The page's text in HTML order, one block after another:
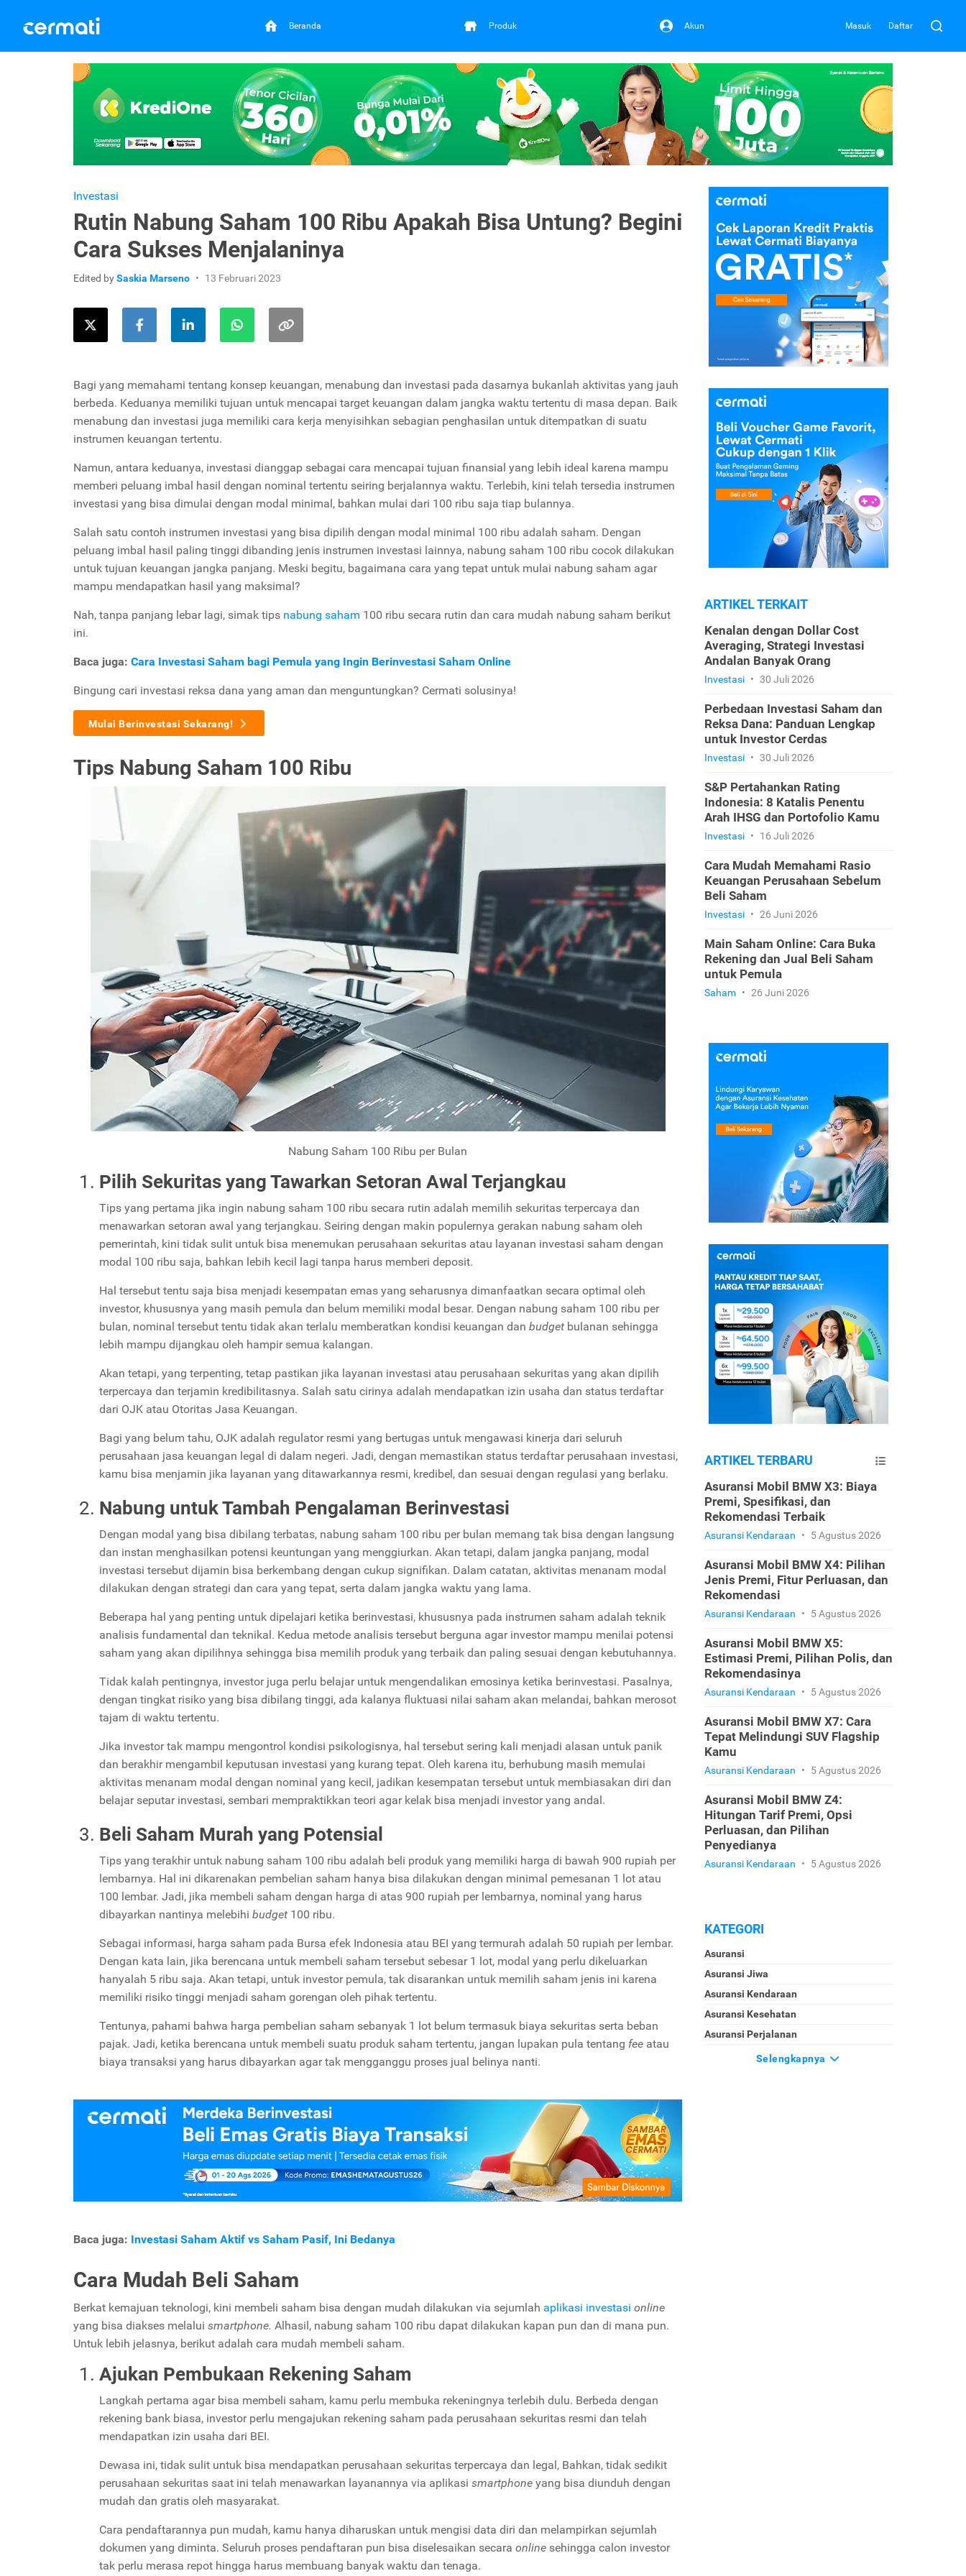
Beranda Produk Akun Masuk Daftar
Investasi
Rutin Nabung Saham 100 Ribu Apakah Bisa Untung? Begini
Cara Sukses Menjalaninya
Edited bySaskia Marseno 13 Februari 2023
Bagi yang memahami tentang konsep keuangan, menabung dan investasi pada dasarnya bukanlah aktivitas yang jauh
berbeda. Keduanya memiliki tujuan untuk mencapai target keuangan dalam jangka waktu tertentu di masa depan. Baik
menabung dan investasi juga memiliki cara kerja menyisihkan sebagian penghasilan untuk ditempatkan di suatu
instrumen keuangan tertentu.
Namun, antara keduanya, investasi dianggap sebagai cara mencapai tujuan finansial yang lebih ideal karena mampu
memberi peluang imbal hasil dengan nominal tertentu seiring berjalannya waktu. Terlebih, kini telah tersedia instrumen
investasi yang bisa dimulai dengan modal minimal, bahkan mulai dari 100 ribu saja tiap bulannya.
Salah satu contoh instrumen investasi yang bisa dipilih dengan modal minimal 100 ribu adalah saham. Dengan
peluang imbal hasil paling tinggi dibanding jenis instrumen investasi lainnya, nabung saham 100 ribu cocok dilakukan
untuk tujuan keuangan jangka panjang. Meski begitu, bagaimana cara yang tepat untuk mulai nabung saham agar
mampu mendapatkan hasil yang maksimal?
Nah, tanpa panjang lebar lagi, simak tips nabung saham 100 ribu secara rutin dan cara mudah nabung saham berikut
ini.
Baca juga: Cara Investasi Saham bagi Pemula yang Ingin Berinvestasi Saham Online
Bingung cari investasi reksa dana yang aman dan menguntungkan? Cermati solusinya!
Mulai Berinvestasi Sekarang!
Tips Nabung Saham 100 Ribu
Nabung Saham 100 Ribu per Bulan
Pilih Sekuritas yang Tawarkan Setoran Awal Terjangkau
Tips yang pertama jika ingin nabung saham 100 ribu secara rutin adalah memilih sekuritas terpercaya dan
menawarkan setoran awal yang terjangkau. Seiring dengan makin populernya gerakan nabung saham oleh
pemerintah, kini tidak sulit untuk bisa menemukan perusahaan sekuritas atau layanan investasi saham dengan
modal 100 ribu saja, bahkan lebih kecil lagi tanpa harus memberi deposit.
Hal tersebut tentu saja bisa menjadi kesempatan emas yang seharusnya dimanfaatkan secara optimal oleh
investor, khususnya yang masih pemula dan belum memiliki modal besar. Dengan nabung saham 100 ribu per
bulan, nominal tersebut tentu tidak akan terlalu memberatkan kondisi keuangan dan budget bulanan sehingga
lebih mampu dijangkau oleh hampir semua kalangan.
Akan tetapi, yang terpenting, tetap pastikan jika layanan investasi atau perusahaan sekuritas yang akan dipilih
terpercaya dan terjamin kredibilitasnya. Salah satu cirinya adalah mendapatkan izin usaha dan status terdaftar
dari OJK atau Otoritas Jasa Keuangan.
Bagi yang belum tahu, OJK adalah regulator resmi yang bertugas untuk mengawasi kinerja dari seluruh
perusahaan jasa keuangan legal di dalam negeri. Jadi, dengan memastikan status terdaftar perusahaan investasi,
kamu bisa menjamin jika layanan yang ditawarkannya resmi, kredibel, dan sesuai dengan regulasi yang berlaku.
Nabung untuk Tambah Pengalaman Berinvestasi
Dengan modal yang bisa dibilang terbatas, nabung saham 100 ribu per bulan memang tak bisa dengan langsung
dan instan menghasilkan potensi keuntungan yang menggiurkan. Akan tetapi, dalam jangka panjang, modal
investasi tersebut dijamin bisa berkembang dengan cukup signifikan. Dalam catatan, aktivitas menanam modal
dilakukan dengan strategi dan cara yang tepat, serta dalam jangka waktu yang lama.
Beberapa hal yang penting untuk dipelajari ketika berinvestasi, khususnya pada instrumen saham adalah teknik
analisis fundamental dan teknikal. Kedua metode analisis tersebut berguna agar investor mampu menilai potensi
saham yang akan dipilihnya sehingga bisa memilih produk yang terbaik dan paling sesuai dengan kebutuhannya.
Tidak kalah pentingnya, investor juga perlu belajar untuk mengendalikan emosinya ketika berinvestasi. Pasalnya,
dengan tingkat risiko yang bisa dibilang tinggi, ada kalanya fluktuasi nilai saham akan melandai, bahkan merosot
tajam di waktu tertentu.
Jika investor tak mampu mengontrol kondisi psikologisnya, hal tersebut sering kali menjadi alasan untuk panik
dan berakhir mengambil keputusan investasi yang kurang tepat. Oleh karena itu, berhubung masih memulai
aktivitas menanam modal dengan nominal yang kecil, jadikan kesempatan tersebut untuk membiasakan diri dan
belajar seputar investasi, sembari mempraktikkan teori agar kelak bisa menjadi investor yang andal.
Beli Saham Murah yang Potensial
Tips yang terakhir untuk nabung saham 100 ribu adalah beli produk yang memiliki harga di bawah 900 rupiah per
lembarnya. Hal ini dikarenakan pembelian saham hanya bisa dilakukan dengan minimal pemesanan 1 lot atau
100 lembar. Jadi, jika membeli saham dengan harga di atas 900 rupiah per lembarnya, nominal yang harus
dibayarkan nantinya melebihi budget 100 ribu.
Sebagai informasi, harga saham pada Bursa efek Indonesia atau BEI yang termurah adalah 50 rupiah per lembar.
Dengan kata lain, jika berencana untuk membeli saham tersebut sebesar 1 lot, modal yang perlu dikeluarkan
hanyalah 5 ribu saja. Akan tetapi, untuk investor pemula, tak disarankan untuk memilih saham jenis ini karena
memiliki risiko tinggi menjadi saham gorengan oleh pihak tertentu.
Tentunya, pahami bahwa harga pembelian saham sebanyak 1 lot belum termasuk biaya sekuritas serta beban
pajak. Jadi, ketika berencana untuk membeli suatu produk saham tertentu, jangan lupakan pula tentang fee atau
biaya transaksi yang harus dibayarkan agar tak mengganggu proses jual belinya nanti.
Baca juga: Investasi Saham Aktif vs Saham Pasif, Ini Bedanya
Cara Mudah Beli Saham
Berkat kemajuan teknologi, kini membeli saham bisa dengan mudah dilakukan via sejumlah aplikasi investasi online
yang bisa diakses melalui smartphone. Alhasil, nabung saham 100 ribu dapat dilakukan kapan pun dan di mana pun.
Untuk lebih jelasnya, berikut adalah cara mudah membeli saham.
Ajukan Pembukaan Rekening Saham
Langkah pertama agar bisa membeli saham, kamu perlu membuka rekeningnya terlebih dulu. Berbeda dengan
rekening bank biasa, investor perlu mengajukan rekening saham pada perusahaan sekuritas resmi dan telah
mendapatkan izin usaha dari BEI.
Dewasa ini, tidak sulit untuk bisa mendapatkan perusahaan sekuritas terpercaya dan legal, Bahkan, tidak sedikit
perusahaan sekuritas saat ini telah menawarkan layanannya via aplikasi smartphone yang bisa diunduh dengan
mudah dan gratis oleh masyarakat.
Cara pendaftarannya pun mudah, kamu hanya diharuskan untuk mengisi data diri dan melampirkan sejumlah
dokumen yang diminta. Seluruh proses pendaftaran pun bisa diselesaikan secara online sehingga calon investor
tak perlu merasa repot hingga harus membuang banyak waktu dan tenaga.
ARTIKEL TERKAIT
Kenalan dengan Dollar Cost
Averaging, Strategi Investasi
Andalan Banyak Orang
Investasi • 30 Juli 2026
Perbedaan Investasi Saham dan
Reksa Dana: Panduan Lengkap
untuk Investor Cerdas
Investasi • 30 Juli 2026
S&P Pertahankan Rating
Indonesia: 8 Katalis Penentu
Arah IHSG dan Portofolio Kamu
Investasi • 16 Juli 2026
Cara Mudah Memahami Rasio
Keuangan Perusahaan Sebelum
Beli Saham
Investasi • 26 Juni 2026
Main Saham Online: Cara Buka
Rekening dan Jual Beli Saham
untuk Pemula
Saham • 26 Juni 2026
ARTIKEL TERBARU
Asuransi Mobil BMW X3: Biaya
Premi, Spesifikasi, dan
Rekomendasi Terbaik
Asuransi Kendaraan • 5 Agustus 2026
Asuransi Mobil BMW X4: Pilihan
Jenis Premi, Fitur Perluasan, dan
Rekomendasi
Asuransi Kendaraan • 5 Agustus 2026
Asuransi Mobil BMW X5:
Estimasi Premi, Pilihan Polis, dan
Rekomendasinya
Asuransi Kendaraan • 5 Agustus 2026
Asuransi Mobil BMW X7: Cara
Tepat Melindungi SUV Flagship
Kamu
Asuransi Kendaraan • 5 Agustus 2026
Asuransi Mobil BMW Z4:
Hitungan Tarif Premi, Opsi
Perluasan, dan Pilihan
Penyedianya
Asuransi Kendaraan • 5 Agustus 2026
KATEGORI
Asuransi
Asuransi Jiwa
Asuransi Kendaraan
Asuransi Kesehatan
Asuransi Perjalanan
Selengkapnya